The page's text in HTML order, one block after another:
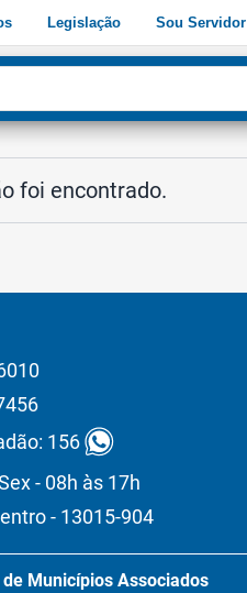
Legislação Sou Servidor
foi encontrado.
156
- 08h às 17h
- 13015-904
Municípios Associados